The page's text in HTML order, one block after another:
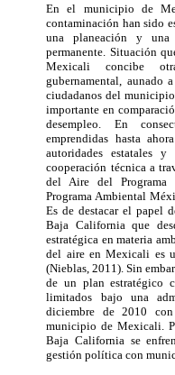
En el municipio de
contaminación han sido
una planeación y una
permanente. Situación
Mexicali concibe
gubernamental, aunado
ciudadanos del
importante en
desempleo. En
emprendidas hasta
autoridades estatales
cooperación técnica a
del Aire del Programa
Programa Ambiental
Es de destacar el papel
Baja California que
estratégica en materia
del aire en Mexicali es
(Nieblas, 2011). Sin
de un plan estratégico
limitados bajo una
diciembre de 2010
municipio de Mexicali.
Baja California se
gestión política con